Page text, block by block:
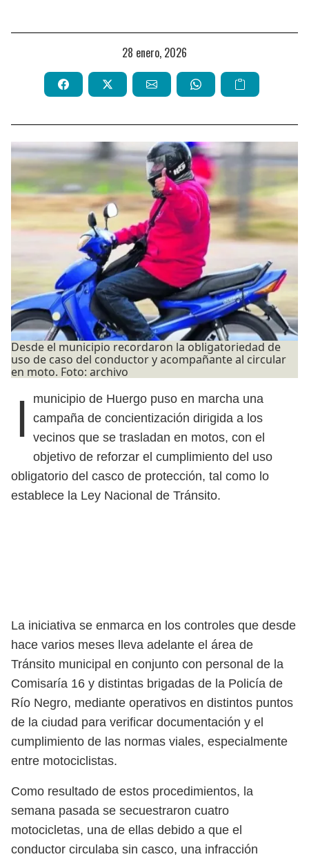
28 enero, 2026
Desde el municipio recordaron la obligatoriedad de
uso de caso del conductor y acompañante al circular
en moto. Foto: archivo
l municipio de Huergo puso en marcha una campaña de concientización dirigida a los
vecinos que se trasladan en motos, con el
objetivo de reforzar el cumplimiento del uso
obligatorio del casco de protección, tal como lo
establece la Ley Nacional de Tránsito.
La iniciativa se enmarca en los controles que desde
hace varios meses lleva adelante el área de
Tránsito municipal en conjunto con personal de la
Comisaría 16 y distintas brigadas de la Policía de
Río Negro, mediante operativos en distintos puntos
de la ciudad para verificar documentación y el
cumplimiento de las normas viales, especialmente
entre motociclistas.
Como resultado de estos procedimientos, la
semana pasada se secuestraron cuatro
motocicletas, una de ellas debido a que el
conductor circulaba sin casco, una infracción